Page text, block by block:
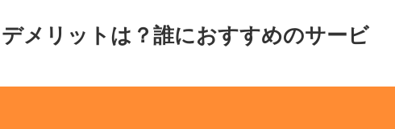
メリットは？誰におすすめのサービ